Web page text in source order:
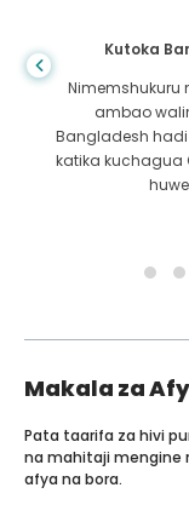
Kutoka
Nimemshukuru
ambao
Bangladesh
katika kuchagua
Makala za
Pata taarifa za hivi
na mahitaji mengine
afya na bora.